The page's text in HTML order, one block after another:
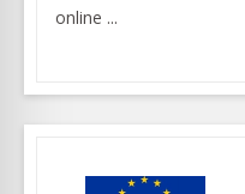
online ...